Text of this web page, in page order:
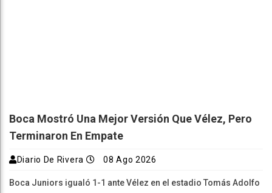
Boca Mostró Una Mejor Versión Que Vélez, Pero
Terminaron En Empate
Diario De Rivera 08 Ago 2026
Boca Juniors igualó 1-1 ante Vélez en el estadio Tomás Adolfo